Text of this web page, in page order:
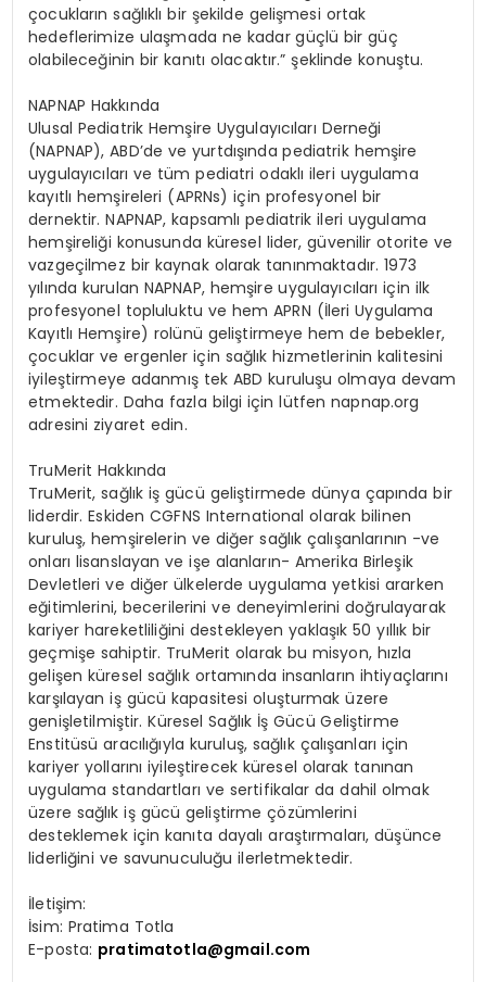
çocukların sağlıklıbir şekilde gelişmesi ortak
hedeflerimize ulaşmada ne kadar güçlübir güç
olabileceğinin bir kanıtı olacaktır.”şeklinde konuştu.
NAPNAP Hakkında
Ulusal Pediatrik Hemşire Uygulayıcıları Derneği
(NAPNAP), ABD’de ve yurtdışında pediatrik hemşire
uygulayıcılarıve tüm pediatri odaklıileri uygulama
kayıtlıhemşireleri (APRNs) için profesyonel bir
dernektir. NAPNAP, kapsamlıpediatrik ileri uygulama
hemşireliği konusunda küresel lider, güvenilir otorite ve
vazgeçilmez bir kaynak olarak tanınmaktadır. 1973
yılında kurulan NAPNAP, hemşire uygulayıcılarıiçin ilk
profesyonel topluluktu ve hem APRN (İleri Uygulama
KayıtlıHemşire) rolünü geliştirmeye hem de bebekler,
çocuklar ve ergenler için sağlık hizmetlerinin kalitesini
iyileştirmeye adanmış tek ABD kuruluşu olmaya devam
etmektedir. Daha fazla bilgi için lütfennapnap.org
adresini ziyaret edin.
TruMerit Hakkında
TruMerit, sağlık işgücü geliştirmede dünya çapında bir
liderdir. Eskiden CGFNS International olarak bilinen
kuruluş, hemşirelerin ve diğer sağlıkçalışanlarının -ve
onları lisanslayan ve işe alanların- Amerika Birleşik
Devletleri ve diğerülkelerde uygulama yetkisi ararken
eğitimlerini, becerilerini ve deneyimlerini doğrulayarak
kariyer hareketliliğini destekleyen yaklaşık 50 yıllık bir
geçmişe sahiptir. TruMerit olarak bu misyon, hızla
gelişen küresel sağlık ortamında insanların ihtiyaçlarını
karşılayan iş gücü kapasitesi oluşturmaküzere
genişletilmiştir. Küresel Sağlık İşGücüGeliştirme
Enstitüsüaracılığıyla kuruluş, sağlık çalışanları için
kariyer yollarınıiyileştirecek küresel olarak tanınan
uygulama standartları ve sertifikalar da dahil olmak
üzere sağlık iş gücü geliştirmeçözümlerini
desteklemek için kanıta dayalıaraştırmaları, düşünce
liderliğini ve savunuculuğu ilerletmektedir.
İletişim:
İsim: Pratima Totla
E-posta: pratimatotla@gmail.com